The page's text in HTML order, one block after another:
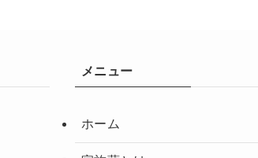
メニュー
ホーム